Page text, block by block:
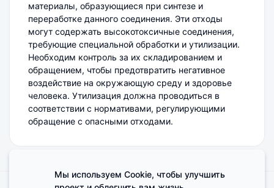
материалы, образующиеся при синтезе и
переработке данного соединения. Эти отходы
могут содержать высокотоксичные соединения,
требующие специальной обработки и утилизации.
Необходим контроль за их складированием и
обращением, чтобы предотвратить негативное
воздействие на окружающую среду и здоровье
человека. Утилизация должна проводиться в
соответствии с нормативами, регулирующими
обращение с опасными отходами.
Мы используем Cookie, чтобы улучшить